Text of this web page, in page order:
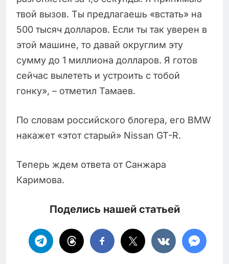
твой вызов. Ты предлагаешь «встать» на
500 тысяч долларов. Если ты так уверен в
этой машине, то давай округлим эту
сумму до 1 миллиона долларов. Я готов
сейчас вылететь и устроить с тобой
гонку», – отметил Тамаев.
По словам российского блогера, его BMW
накажет «этот старый» Nissan GT-R.
Теперь ждем ответа от Санжара
Каримова.
Поделись нашей статьей